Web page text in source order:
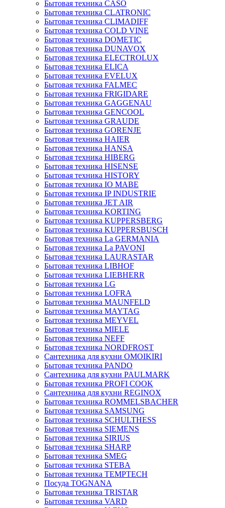
Бытовая техника CASO
Бытовая техника CLATRONIC
Бытовая техника CLIMADIFF
Бытовая техника COLD VINE
Бытовая техника DOMETIC
Бытовая техника DUNAVOX
Бытовая техника ELECTROLUX
Бытовая техника ELICA
Бытовая техника EVELUX
Бытовая техника FALMEC
Бытовая техника FRIGIDARE
Бытовая техника GAGGENAU
Бытовая техника GENCOOL
Бытовая техника GRAUDE
Бытовая техника GORENJE
Бытовая техника HAIER
Бытовая техника HANSA
Бытовая техника HIBERG
Бытовая техника HISENSE
Бытовая техника HISTORY
Бытовая техника IO MABE
Бытовая техника IP INDUSTRIE
Бытовая техника JET AIR
Бытовая техника KORTING
Бытовая техника KUPPERSBERG
Бытовая техника KUPPERSBUSCH
Бытовая техника La GERMANIA
Бытовая техника La PAVONI
Бытовая техника LAURASTAR
Бытовая техника LIBHOF
Бытовая техника LIEBHERR
Бытовая техника LG
Бытовая техника LOFRA
Бытовая техника MAUNFELD
Бытовая техника MAYTAG
Бытовая техника MEYVEL
Бытовая техника MIELE
Бытовая техника NEFF
Бытовая техника NORDFROST
Сантехника для кухни OMOIKIRI
Бытовая техника PANDO
Сантехника для кухни PAULMARK
Бытовая техника PROFI COOK
Сантехника для кухни REGINOX
Бытовая техника ROMMELSBACHER
Бытовая техника SAMSUNG
Бытовая техника SCHULTHESS
Бытовая техника SIEMENS
Бытовая техника SIRIUS
Бытовая техника SHARP
Бытовая техника SMEG
Бытовая техника STEBA
Бытовая техника TEMPTECH
Посуда TOGNANA
Бытовая техника TRISTAR
Бытовая техника VARD